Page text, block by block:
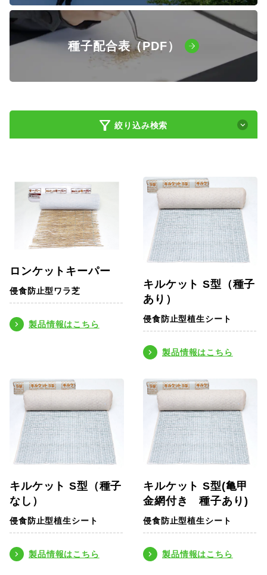
種子配合表（PDF）
絞り込み検索
ロンケットキーパー
侵食防止型ワラ芝
製品情報はこちら
キルケット S型（種子
あり）
侵食防止型植生シート
製品情報はこちら
キルケット S型（種子
なし）
侵食防止型植生シート
製品情報はこちら
キルケット S型(亀甲
金網付き 種子あり)
侵食防止型植生シート
製品情報はこちら